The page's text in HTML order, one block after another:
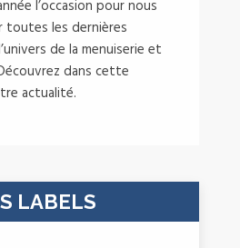
l’occasion pour nous
les dernières
de la menuiserie et
dans cette
actualité.
LABELS